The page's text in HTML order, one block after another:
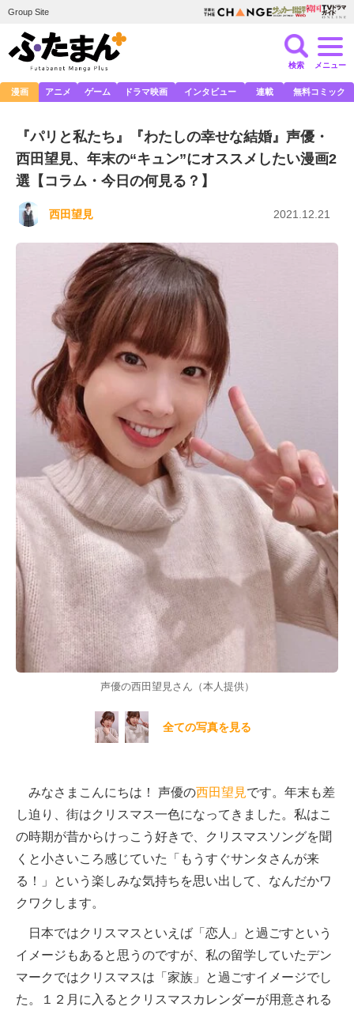
Group Site
検索 メニュー
漫画 アニメ ゲーム ドラマ映画 インタビュー 連載 無料コミック
『パリと私たち』『わたしの幸せな結婚』声優・
西田望見、年末の“キュン”にオススメしたい漫画2
選【コラム・今日の何見る？】
西田望見 2021.12.21
声優の西田望見さん（本人提供）
全ての写真を見る
みなさまこんにちは！ 声優の西田望見です。年末も差
し迫り、街はクリスマス一色になってきました。私はこ
の時期が昔からけっこう好きで、クリスマスソングを聞
くと小さいころ感じていた「もうすぐサンタさんが来
る！」という楽しみな気持ちを思い出して、なんだかワ
クワクします。
日本ではクリスマスといえば「恋人」と過ごすという
イメージもあると思うのですが、私の留学していたデン
マークではクリスマスは「家族」と過ごすイメージでし
た。１２月に入るとクリスマスカレンダーが用意される